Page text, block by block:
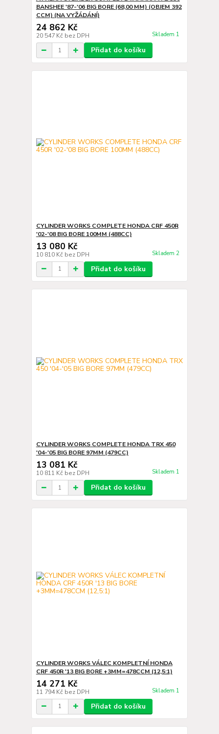
BANSHEE '87-'06 BIG BORE (68,00 MM) (OBJEM 392
CCM) (NA VYŽÁDÁNÍ)
24 862 Kč
20 547 Kč bez DPH Skladem 1
Přidat do košíku
CYLINDER WORKS COMPLETE HONDA CRF 450R
'02-'08 BIG BORE 100MM (488CC)
13 080 Kč
10 810 Kč bez DPH Skladem 2
Přidat do košíku
CYLINDER WORKS COMPLETE HONDA TRX 450
'04-'05 BIG BORE 97MM (479CC)
13 081 Kč
10 811 Kč bez DPH Skladem 1
Přidat do košíku
CYLINDER WORKS VÁLEC KOMPLETNÍ HONDA
CRF 450R '13 BIG BORE +3MM=478CCM (12,5:1)
14 271 Kč
11 794 Kč bez DPH Skladem 1
Přidat do košíku